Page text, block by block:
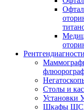
Столы и
Установки
Шкафы